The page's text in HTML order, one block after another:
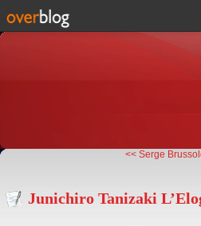
<< Serge
Junichiro Tanizaki